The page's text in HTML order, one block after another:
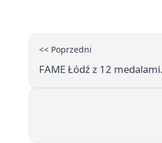
<< Poprzedni
FAME Łódź z 12